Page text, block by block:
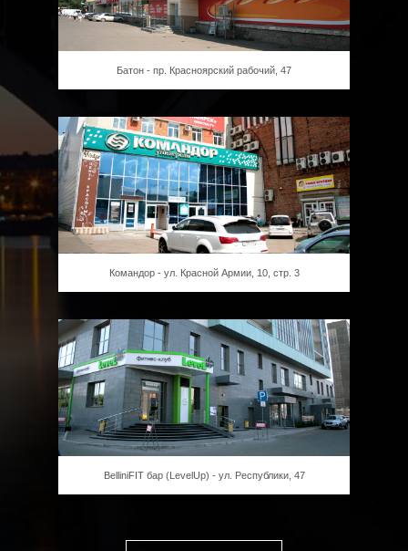
Батон - пр. Красноярский рабочий, 47
Командор - ул. Красной Армии, 10, стр. 3
BelliniFIT бар (LevelUp) - ул. Республики, 47